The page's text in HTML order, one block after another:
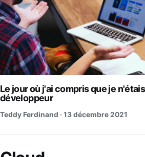
Le jour où j'ai compris que je
développeur
Teddy Ferdinand · 13 décembre 2021